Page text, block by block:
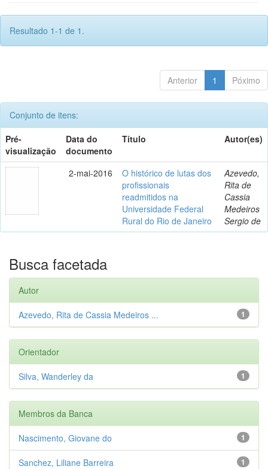
Resultado 1-1 de 1.
Anterior 1 Póximo
Conjunto de itens:
Pré-
visualização
Data do
documento
Título Autor(es)
2-mai-2016
O histórico de lutas dos
profissionais
readmitidos na
Universidade Federal
Rural do Rio de Janeiro
Azevedo,
Rita de
Cassia
Medeiros
Sergio de
Busca facetada
Autor
1
Azevedo, Rita de Cassia Medeiros ...
Orientador
1
Silva, Wanderley da
Membros da Banca
1
Nascimento, Giovane do
1
Sanchez, Liliane Barreira